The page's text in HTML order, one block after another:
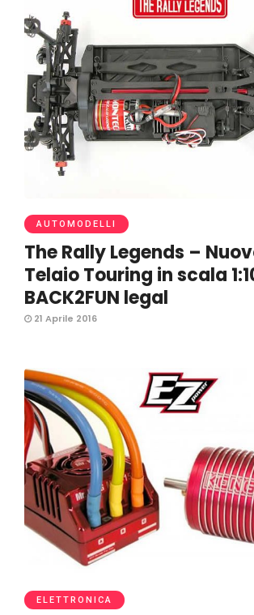
AUTOMODELLI
The Rally Legends –
Telaio Touring in scala
BACK2FUN legal
21 Aprile 2016
ELETTRONICA